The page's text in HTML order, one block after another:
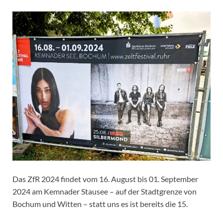
Das ZfR 2024 findet vom 16. August bis 01. September
2024 am Kemnader Stausee – auf der Stadtgrenze von
Bochum und Witten – statt uns es ist bereits die 15.